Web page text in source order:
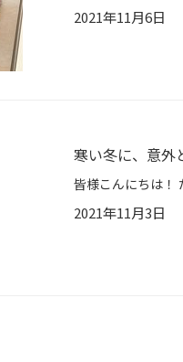
2021年11月6日
寒い冬に、意外
2021年11月3日